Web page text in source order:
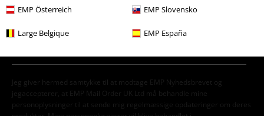
EMP Österreich EMP Slovensko
Large Belgique EMP España
Tilmeld dig nu og få en rabatkode på 15%! Mere
Jeg giver hermed samtykke til at modtage EMP Nyhedsbrevet og
jegaccepterer, at EMP Mail Order UK Ltd må behandle mine
personoplysninger til at sende mig regelmæssige opdateringer om deres